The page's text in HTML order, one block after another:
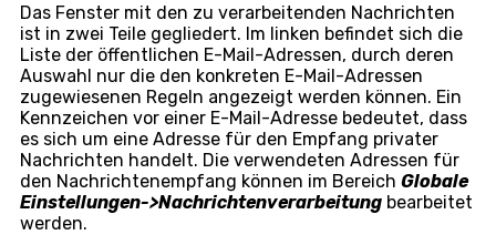
Das Fenster mit den zu verarbeitenden Nachrichten
ist in zwei Teile gegliedert. Im linken befindet sich die
Liste der öffentlichen E-Mail-Adressen, durch deren
Auswahl nur die den konkreten E-Mail-Adressen
zugewiesenen Regeln angezeigt werden können. Ein
Kennzeichen vor einer E-Mail-Adresse bedeutet, dass
es sich um eine Adresse für den Empfang privater
Nachrichten handelt. Die verwendeten Adressen für
den Nachrichtenempfang können im Bereich Globale
Einstellungen->Nachrichtenverarbeitung bearbeitet
werden.